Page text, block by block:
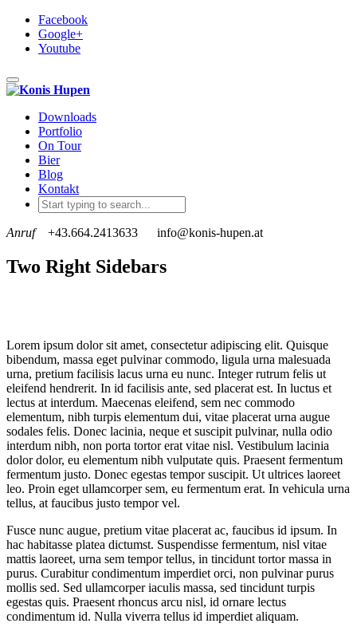
Facebook
Google+
Youtube
Toggle navigation
Downloads
Portfolio
On Tour
Bier
Blog
Kontakt
Anruf +43.664.2413633 info@konis-hupen.at
Two Right Sidebars
Lorem ipsum dolor sit amet, consectetur adipiscing elit. Quisque
bibendum, massa eget pulvinar commodo, ligula urna malesuada
urna, pretium facilisis lacus urna eu nunc. Integer rutrum felis ut
eleifend hendrerit. In id facilisis ante, sed placerat est. In luctus et
lectus at interdum. Maecenas eleifend, sem nec commodo
elementum, nibh turpis elementum dui, vitae placerat urna augue
sodales felis. Donec lacinia, neque et suscipit pulvinar, nulla odio
interdum nibh, non porta tortor erat vitae nisl. Vestibulum lacinia
dolor dolor, eu elementum nibh vulputate quis. Praesent fermentum
fermentum justo. Donec egestas tempor suscipit. Ut ultrices laoreet
leo. Proin eget ullamcorper sem, eu fermentum erat. In vehicula urna
tellus, at faucibus justo tempor vel.
Fusce nunc augue, pretium vitae placerat ac, faucibus id ipsum. In
hac habitasse platea dictumst. Suspendisse fermentum, nisl vitae
mattis laoreet, urna sem tempor tellus, in tincidunt tortor massa in
purus. Curabitur condimentum imperdiet orci, non pulvinar purus
mollis sed. Sed ullamcorper iaculis massa, sed tincidunt turpis
egestas quis. Praesent rhoncus arcu nisl, id ornare lectus
condimentum id. Nulla viverra tellus id imperdiet aliquam.